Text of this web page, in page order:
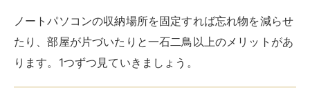
ノートパソコンの収納場所を固定すれば忘れ物を減らせ
たり、部屋が片づいたりと一石二鳥以上のメリットがあ
ります。1つずつ見ていきましょう。